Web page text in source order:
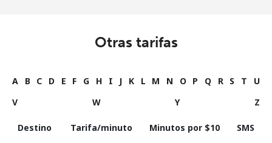
Otras tarifas
A B C D E F G H I J K L M N O P Q R S T
U
V
W Y Z
Destino Tarifa/minuto Minutos por ⁦$10⁩ SMS